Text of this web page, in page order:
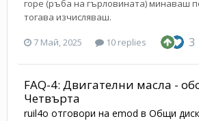
горе (ръба на гърловината) минаваш
тогава изчисляваш.
7 Май, 2025 10 replies 3
FAQ-4: Двигателни масла -
Четвърта
ruil4o отговори на emod в Общи